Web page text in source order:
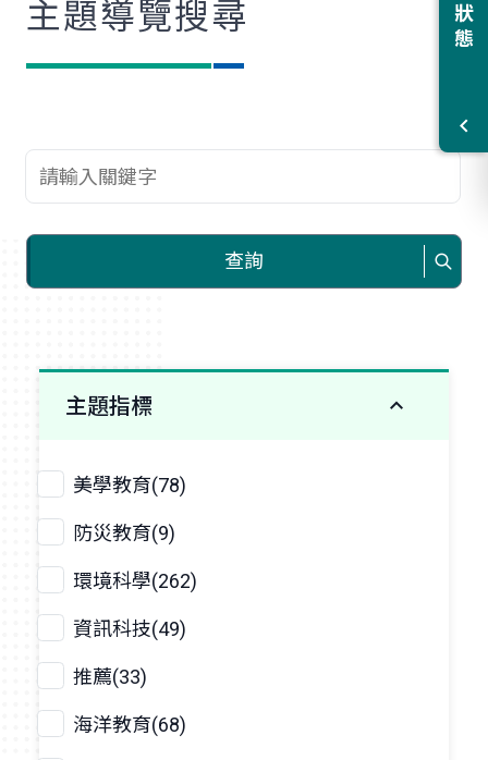
主題導覽搜尋
查詢關鍵字
查詢
主題指標
美學教育(78)
防災教育(9)
環境科學(262)
資訊科技(49)
推薦(33)
海洋教育(68)